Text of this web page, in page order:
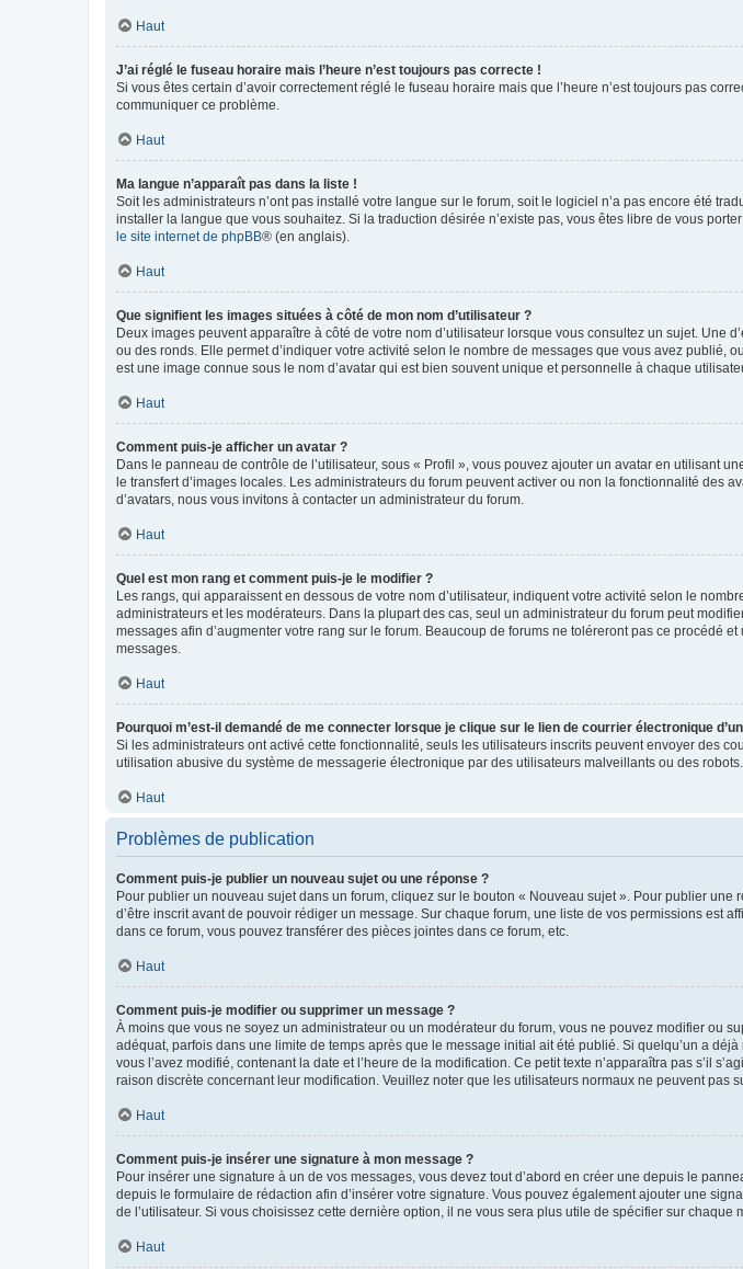
Haut
J’ai réglé le fuseau horaire mais l’heure n’est toujours pas correcte !
Si vous êtes certain d’avoir correctement réglé le fuseau horaire mais que l’heure n’est toujours pas
communiquer ce problème.
Haut
Ma langue n’apparaît pas dans la liste !
Soit les administrateurs n’ont pas installé votre langue sur le forum, soit le logiciel n’a pas encore été
installer la langue que vous souhaitez. Si la traduction désirée n’existe pas, vous êtes libre de vous
le site internet de phpBB® (en anglais).
Haut
Que signifient les images situées à côté de mon nom d’utilisateur ?
Deux images peuvent apparaître à côté de votre nom d’utilisateur lorsque vous consultez un sujet.
ou des ronds. Elle permet d’indiquer votre activité selon le nombre de messages que vous avez publié,
est une image connue sous le nom d’avatar qui est bien souvent unique et personnelle à chaque
Haut
Comment puis-je afficher un avatar ?
Dans le panneau de contrôle de l’utilisateur, sous « Profil », vous pouvez ajouter un avatar en utilisant
le transfert d’images locales. Les administrateurs du forum peuvent activer ou non la fonctionnalité des
d’avatars, nous vous invitons à contacter un administrateur du forum.
Haut
Quel est mon rang et comment puis-je le modifier ?
Les rangs, qui apparaissent en dessous de votre nom d’utilisateur, indiquent votre activité selon le
administrateurs et les modérateurs. Dans la plupart des cas, seul un administrateur du forum peut
messages afin d’augmenter votre rang sur le forum. Beaucoup de forums ne toléreront pas ce procédé
messages.
Haut
Pourquoi m’est-il demandé de me connecter lorsque je clique sur le lien de courrier électronique
Si les administrateurs ont activé cette fonctionnalité, seuls les utilisateurs inscrits peuvent envoyer des
utilisation abusive du système de messagerie électronique par des utilisateurs malveillants ou des robots.
Haut
Problèmes de publication
Comment puis-je publier un nouveau sujet ou une réponse ?
Pour publier un nouveau sujet dans un forum, cliquez sur le bouton « Nouveau sujet ». Pour publier
d’être inscrit avant de pouvoir rédiger un message. Sur chaque forum, une liste de vos permissions est
dans ce forum, vous pouvez transférer des pièces jointes dans ce forum, etc.
Haut
Comment puis-je modifier ou supprimer un message ?
À moins que vous ne soyez un administrateur ou un modérateur du forum, vous ne pouvez modifier ou
adéquat, parfois dans une limite de temps après que le message initial ait été publié. Si quelqu’un a
vous l’avez modifié, contenant la date et l’heure de la modification. Ce petit texte n’apparaîtra pas s’il
raison discrète concernant leur modification. Veuillez noter que les utilisateurs normaux ne peuvent pas
Haut
Comment puis-je insérer une signature à mon message ?
Pour insérer une signature à un de vos messages, vous devez tout d’abord en créer une depuis le
depuis le formulaire de rédaction afin d’insérer votre signature. Vous pouvez également ajouter une
de l’utilisateur. Si vous choisissez cette dernière option, il ne vous sera plus utile de spécifier sur chaque
Haut